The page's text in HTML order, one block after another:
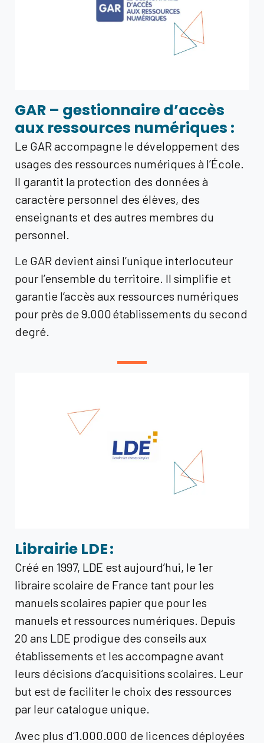
GAR – gestionnaire d’accès
aux ressources numériques :
Le GAR accompagne le développement des
usages des ressources numériques à l’École.
Il garantit la protection des données à
caractère personnel des élèves, des
enseignants et des autres membres du
personnel.
Le GAR devient ainsi l’unique interlocuteur
pour l’ensemble du territoire. Il simplifie et
garantie l’accès aux ressources numériques
pour près de 9.000établissements du second
degré.
Librairie LDE :
Créé en 1997, LDE est aujourd’hui, le 1er
libraire scolaire de France tant pour les
manuels scolaires papier que pour les
manuels et ressources numériques. Depuis
20 ans LDE prodigue des conseils aux
établissements et les accompagne avant
leurs décisions d’acquisitions scolaires. Leur
but est de faciliter le choix des ressources
par leur catalogue unique.
Avec plus d’1.000.000 de licences déployées